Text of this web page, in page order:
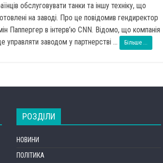
обслуговувати танки та іншу техніку, що
на заводі. Про це повідомив гендиректор
Паппергер в інтерв’ю CNN. Відомо, що компанія
управляти заводом у партнерстві ...
Більше ...
РОЗДІЛИ
НОВИНИ
ПОЛІТИКА